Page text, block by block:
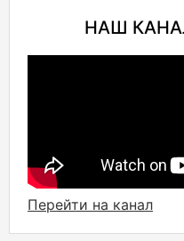
НАШ
Перейти на канал